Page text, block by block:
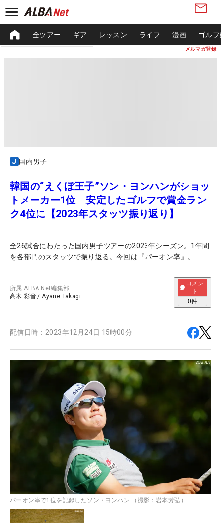
メルマガ登録
全ツアー ギア レッスン ライフ 漫画 ゴル
国内男子
韓国の“えくぼ王子”ソン・ヨンハンがショッ
トメーカー1位 安定したゴルフで賞金ラン
ク4位に【2023年スタッツ振り返り】
全26試合にわたった国内男子ツアーの2023年シーズン。1年間
を各部門のスタッツで振り返る。今回は『パーオン率』。
所属ALBA Net編集部
高木 彩音 /Ayane Takagi
コメン
ト
0件
配信日時： 2023年12月24日 15時00分
パーオン率で1位を記録したソン・ヨンハン （撮影：岩本芳弘）